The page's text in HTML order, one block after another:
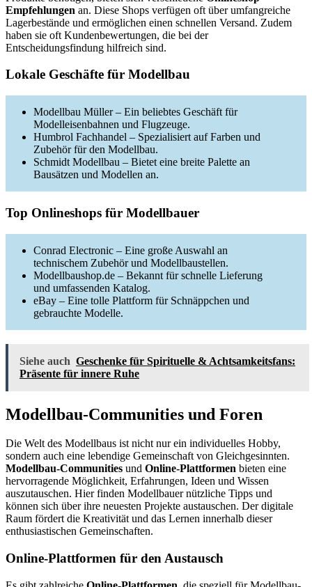
Empfehlungen an. Diese Shops verfügen oft über umfangreiche
Lagerbestände und ermöglichen einen schnellen Versand. Zudem
haben sie oft Kundenbewertungen, die bei der
Entscheidungsfindung hilfreich sind.
Lokale Geschäfte für Modellbau
Modellbau Müller – Ein beliebtes Geschäft für
Modelleisenbahnen und Flugzeuge.
Humbrol Fachhandel – Spezialisiert auf Farben und
Zubehör für den Modellbau.
Schmidt Modellbau – Bietet eine breite Palette an
Bausätzen und Modellen an.
Top Onlineshops für Modellbauer
Conrad Electronic – Eine große Auswahl an
technischem Zubehör und Modellbaustellen.
Modellbaushop.de – Bekannt für schnelle Lieferung
und umfassenden Katalog.
eBay – Eine tolle Plattform für Schnäppchen und
gebrauchte Modelle.
Siehe auch Geschenke für Spirituelle & Achtsamkeitsfans:
Präsente für innere Ruhe
Modellbau-Communities und Foren
Die Welt des Modellbaus ist nicht nur ein individuelles Hobby,
sondern auch eine lebendige Gemeinschaft von Gleichgesinnten.
Modellbau-Communities und Online-Plattformen bieten eine
hervorragende Möglichkeit, Erfahrungen, Ideen und Wissen
auszutauschen. Hier finden Modellbauer nützliche Tipps und
können sich über ihre neuesten Projekte austauschen. Der digitale
Raum fördert die Kreativität und das Lernen innerhalb dieser
enthusiastischen Gemeinschaften.
Online-Plattformen für den Austausch